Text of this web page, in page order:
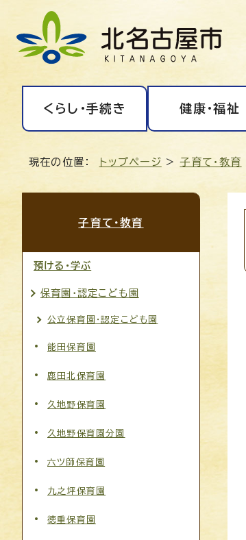
くらし・手続き 健康・福祉
現在の位置： トップページ >子育て・教育
子育て・教育
預ける・学ぶ
保育園・認定こども園
公立保育園・認定こども園
能田保育園
鹿田北保育園
久地野保育園
久地野保育園分園
六ツ師保育園
九之坪保育園
徳重保育園